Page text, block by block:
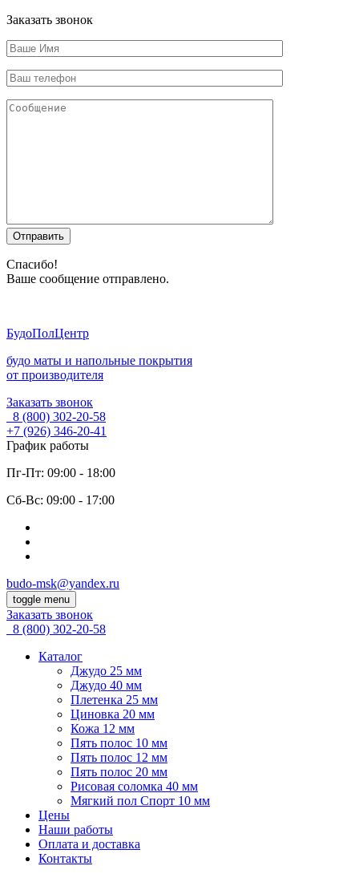
Заказать звонок
Отправить
Спасибо!
Ваше сообщение отправлено.
БудоПолЦентр
будо маты и напольные покрытия
от производителя
Заказать звонок
8 (800) 302-20-58
+7 (926) 346-20-41
График работы
Пг-Пт: 09:00 - 18:00
Cб-Вс: 09:00 - 17:00
budo-msk@yandex.ru
toggle menu
Заказать звонок
8 (800) 302-20-58
Каталог
Джудо 25 мм
Джудо 40 мм
Плетенка 25 мм
Циновка 20 мм
Кожа 12 мм
Пять полос 10 мм
Пять полос 12 мм
Пять полос 20 мм
Рисовая соломка 40 мм
Мягкий пол Спорт 10 мм
Цены
Наши работы
Оплата и доставка
Контакты